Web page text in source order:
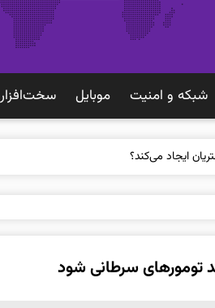
شبكه و امنيت موبايل سخت‌افزار
تومورهای سرطانی شود